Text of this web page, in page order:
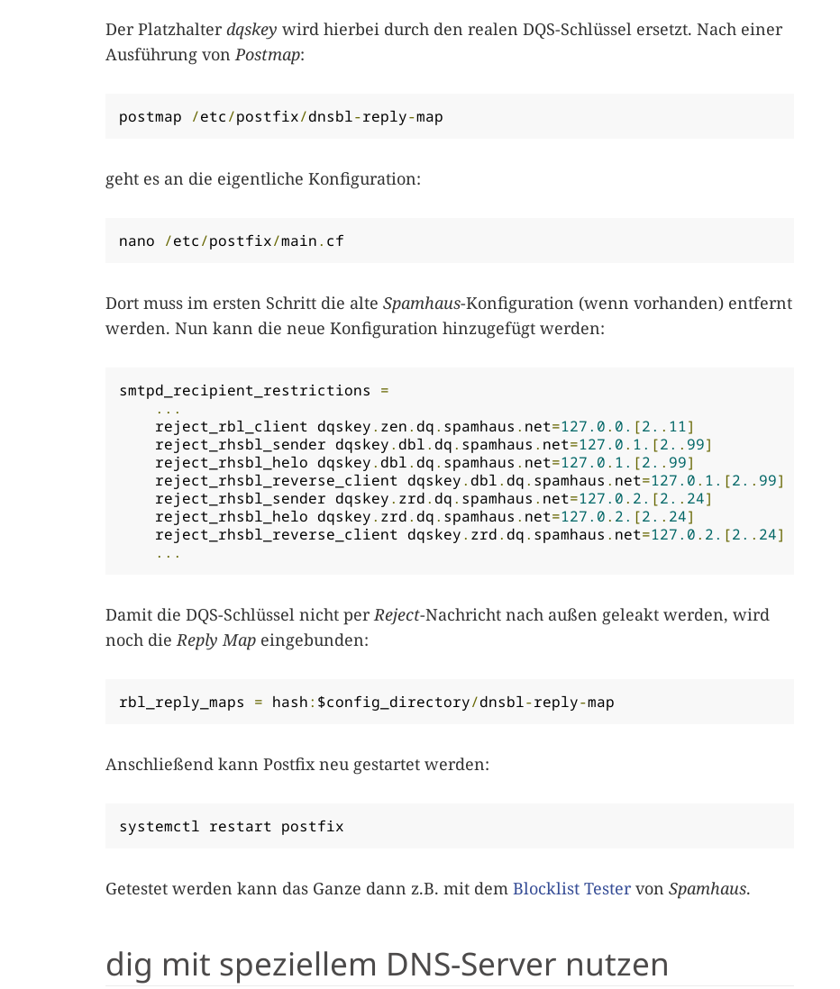
Der Platzhalterdqskey wird hierbei durch den realen DQS-Schlüssel ersetzt. Nach einer
Ausführung vonPostmap:
postmap /etc/postfix/dnsbl-reply-map
geht es an die eigentliche Konfiguration:
nano /etc/postfix/main. cf
Dort muss im ersten Schritt die alte Spamhaus-Konfiguration (wenn vorhanden) entfernt
werden. Nun kann die neue Konfiguration hinzugefügt werden:
smtpd_recipient_restrictions =
...
    reject_rbl_client dqskey
. zen.dq. spamhaus . net=127.0. 0. [2. . 11]
    reject_rhsbl_sender dqskey
.dbl.dq. spamhaus . net=127.0. 1. [2. . 99]
    reject_rhsbl_helo dqskey
.dbl.dq. spamhaus . net=127.0. 1. [2. . 99]
    reject_rhsbl_reverse_client dqskey
.dbl.dq. spamhaus . net=127.0. 1. [2. . 99]
    reject_rhsbl_sender dqskey
. zrd.dq. spamhaus . net=127.0. 2. [2. . 24]
    reject_rhsbl_helo dqskey
. zrd.dq. spamhaus . net=127.0. 2. [2. . 24]
    reject_rhsbl_reverse_client dqskey
. zrd.dq. spamhaus . net=127.0. 2. [2. . 24]
...
Damit die DQS-Schlüssel nicht perReject-Nachricht nach außen geleakt werden, wird
noch dieReply Map eingebunden:
rbl_reply_maps = hash: $config_directory/dnsbl-reply-map
Anschließend kann Postfix neu gestartet werden:
systemctl restart postfix
Getestet werden kann das Ganze dann z.B. mit dem Blocklist Testervon Spamhaus.
dig mit speziellem DNS-Server nutzen